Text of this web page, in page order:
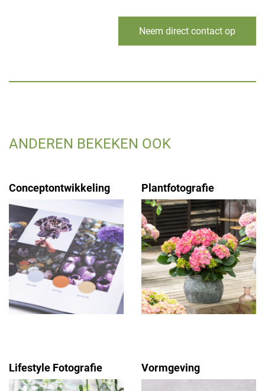
Neem direct contact op
ANDEREN BEKEKEN OOK
Conceptontwikkeling Plantfotografie
Lifestyle Fotografie Vormgeving